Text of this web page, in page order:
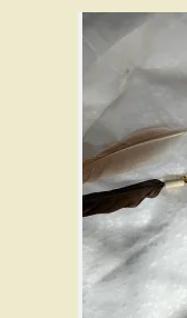
MON BLOG
ACTUALITÉ
ME
MON